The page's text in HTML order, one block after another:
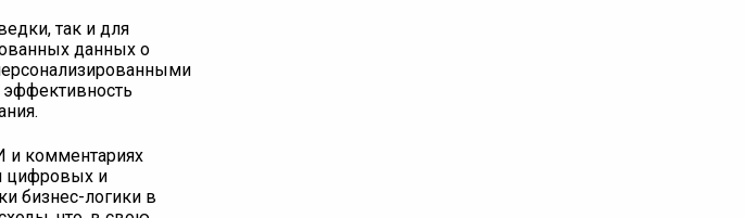
так и для
данных о
и комментариях
цифровых и
бизнес-логики в